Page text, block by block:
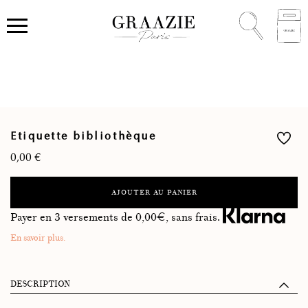
Etiquette bibliothèque
0,00 €
AJOUTER AU PANIER
Payer en 3 versements de 0,00€, sans frais.
En savoir plus.
DESCRIPTION